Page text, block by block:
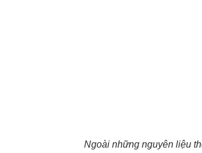
Ngoài những nguyên liệu